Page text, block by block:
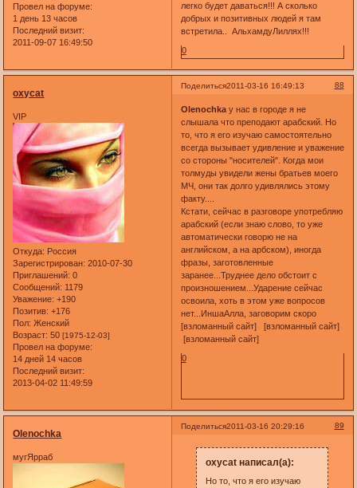
Провел на форуме:
1 день 13 часов
Последний визит:
2011-09-07 16:49:50
легко будет даваться!!! А сколько
добрых и позитивных людей я там
встретила.. АльхамдуЛиллях!!!
0
Поделиться 88
2011-03-16 16:49:13
oxycat
VIP
Откуда: Россия
Зарегистрирован: 2010-07-30
Приглашений: 0
Сообщений: 1179
Уважение: +190
Позитив: +176
Пол: Женский
Возраст: 50[1975-12-03]
Провел на форуме:
14 дней 14 часов
Последний визит:
2013-04-02 11:49:59
Olenochkaу нас в городе я не
слышала что преподают арабский. Но
то, что я его изучаю самостоятельно
всегда вызывает удивление и уважение
со стороны "носителей". Когда мои
толмуды увидели жены братьев моего
МЧ, они так долго удивлялись этому
факту....
Кстати, сейчас в разговоре употребляю
арабский (если знаю слово, то уже
автоматически говорю не на
английском, а на арбском), иногда
фразы, заготовленные
заранее...Труднее дело обстоит с
произношением...Ударение сейчас
освоила, хоть в этом уже вопросов
нет...ИншаАлла, заговорим скоро
[взломанный сайт] [взломанный сайт]
[взломанный сайт]
0
Поделиться 89
2011-03-16 20:29:16
Olenochka
мугЯрраб oxycat написал(а):
Но то, что я его изучаю